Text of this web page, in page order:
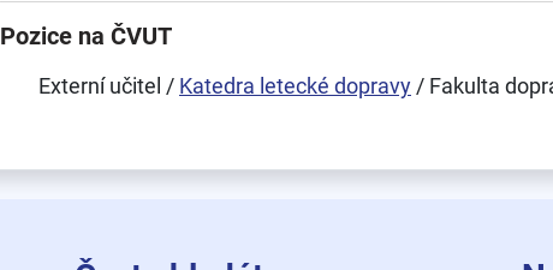
Pozice na ČVUT
Externí učitel / Katedra letecké dopravy / Fakulta